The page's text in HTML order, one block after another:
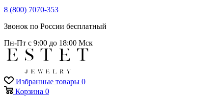
8 (800) 7070-353
Звонок по России бесплатный
Пн-Пт с 9:00 до 18:00 Мск
Избранные товары 0
Корзина 0